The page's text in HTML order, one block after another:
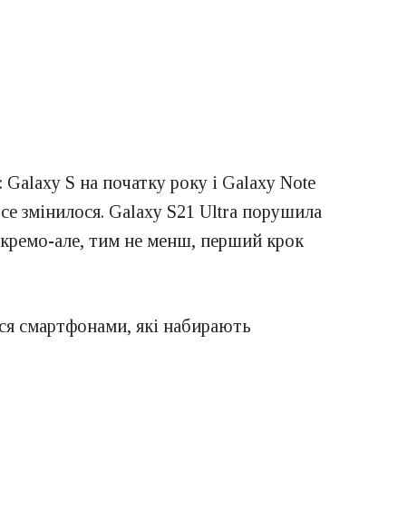
Galaxy S на початку року і Galaxy Note
змінилося. Galaxy S21 Ultra порушила
але, тим не менш, перший крок
смартфонами, які набирають